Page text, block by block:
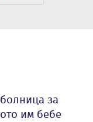
за
им бебе